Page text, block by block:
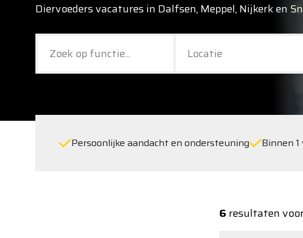
Diervoeders vacatures in Dalfsen, Meppel, Nijkerk en
Persoonlijke aandacht en ondersteuning Binnen
6 resultaten